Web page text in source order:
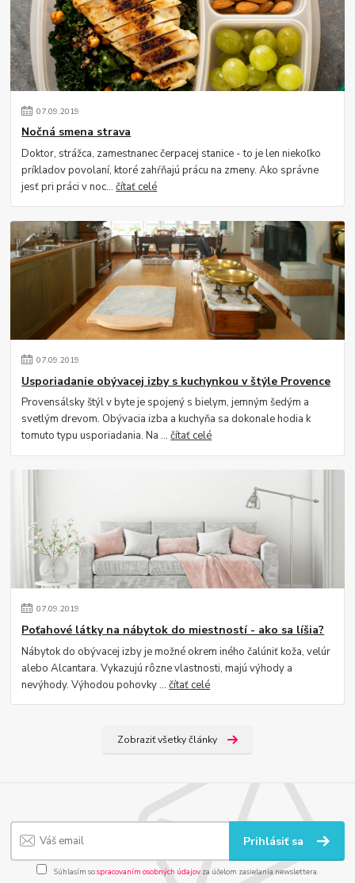
07.09.2019
Nočná smena strava
Doktor, strážca, zamestnanec čerpacej stanice - to je len niekoľko
príkladov povolaní, ktoré zahŕňajú prácu na zmeny. Ako správne
jesť pri práci v noc...čítať celé
07.09.2019
Usporiadanie obývacej izby s kuchynkou v štýle Provence
Provensálsky štýl v byte je spojený s bielym, jemným šedým a
svetlým drevom. Obývacia izba a kuchyňa sa dokonale hodia k
tomuto typu usporiadania. Na ...čítať celé
07.09.2019
Poťahové látky na nábytok do miestností - ako sa líšia?
Nábytok do obývacej izby je možné okrem iného čalúniť koža, velúr
alebo Alcantara. Vykazujú rôzne vlastnosti, majú výhody a
nevýhody. Výhodou pohovky ...čítať celé
Zobraziť všetky články
Prihlásiť sa
Súhlasím sospracovaním osobných údajov za účelom zasielania newslettera.